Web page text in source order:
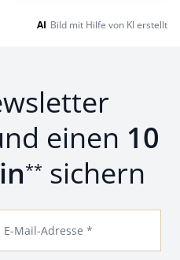
AI Bild mit Hilfe von KI erstellt
einen 10
** sichern
E-Mail-Adresse *